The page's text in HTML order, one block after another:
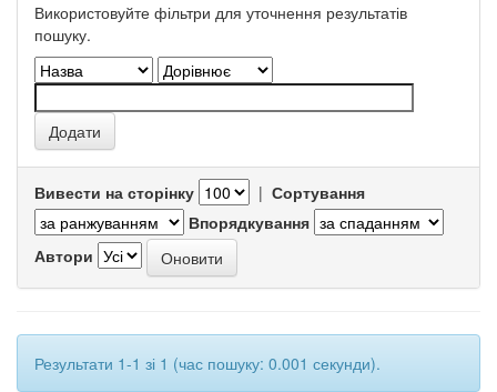
Використовуйте фільтри для уточнення результатів
пошуку.
Вивести на сторінку | Сортування
Впорядкування
Автори
Результати 1-1 зі 1 (час пошуку: 0.001 секунди).